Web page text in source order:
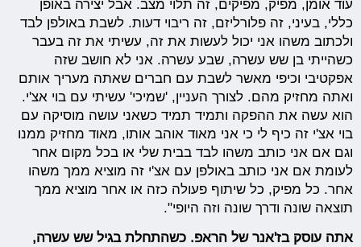
עוד אומן, מפיק, מפיקים, זה תלוי מצב. אבל יצירה באופן
כללי, בעיני, זה פלורליזם, זה ריבוי דעות. לשבת באולפן לבד
ולכתוב משהו אני יכול לעשות את זה, עשיתי את זה בעבר
כשהייתי בן שש עשרה, שבע עשרה. אני לא חושב שזה
אפקטיבי וכיפי מאשר לשבת עם חברים שאתה מעריך אותם
ואתה מחזיק מהם. לצורך העניין, 'שמיכי' עשיתי עם בוי אצ'י.
הוא עשה את ההפקה ותמיד תמיד כשאני עושה מוסיקה עם
בוי אצ'י זה כיף לי כי אני מאוד אוהב אותו, מאוד מחזיק ממנו
וגם אם אני כותב משהו לבד בבית שלי או בכל מקום אחר
לעומת אם אני כותב באולפן עם אצ'י זה מוציא ממך משהו
אחר. כל מפיק, כל שיתוף פעולה כזה או אחר מוציא ממך
תוצאה שונה ודרך שונה וזה היופי".
אתה עוסק בז'אנר של הראפ. כשהתחלת בגיל שש עשרה,